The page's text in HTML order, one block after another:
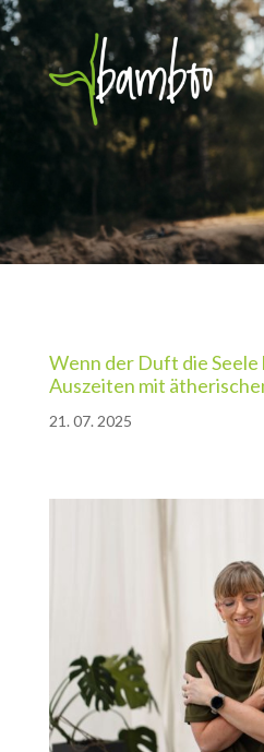
Wenn der Duft die
Auszeiten mit
21. 07. 2025